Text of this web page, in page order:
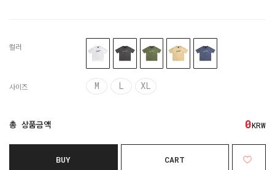
컬러
사이즈 M L XL
총 상품금액 0KRW
BUY CART